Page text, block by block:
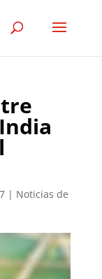
| Noticias de